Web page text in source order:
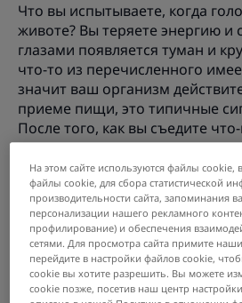
Что вы испытываете, когда
животе? Вы теряете энергию и
глазами появляется туман и
что-то из перечисленного
значит ваш организм
приеме пищи, это типичные
После того, как вы съедите
всего они исчезнут, и вы
гораздо лучше.
Если вы едите не потому, что
что вам грустно или скучно, то
не поможет развеселиться
интереснее. Приятные эмоции
продлятся долго. Чувство
самое, что желание что-
На этом сайте используются файлы cookie,
файлы cookie, для сбора статистической
производительности сайта, запоминания
персонализации нашего рекламного
профилирование) и обеспечения
сетями. Для просмотра сайта примите
перейдите в настройки файлов cookie,
cookie вы хотите разрешить. Вы можете
cookie позже, посетив наш центр